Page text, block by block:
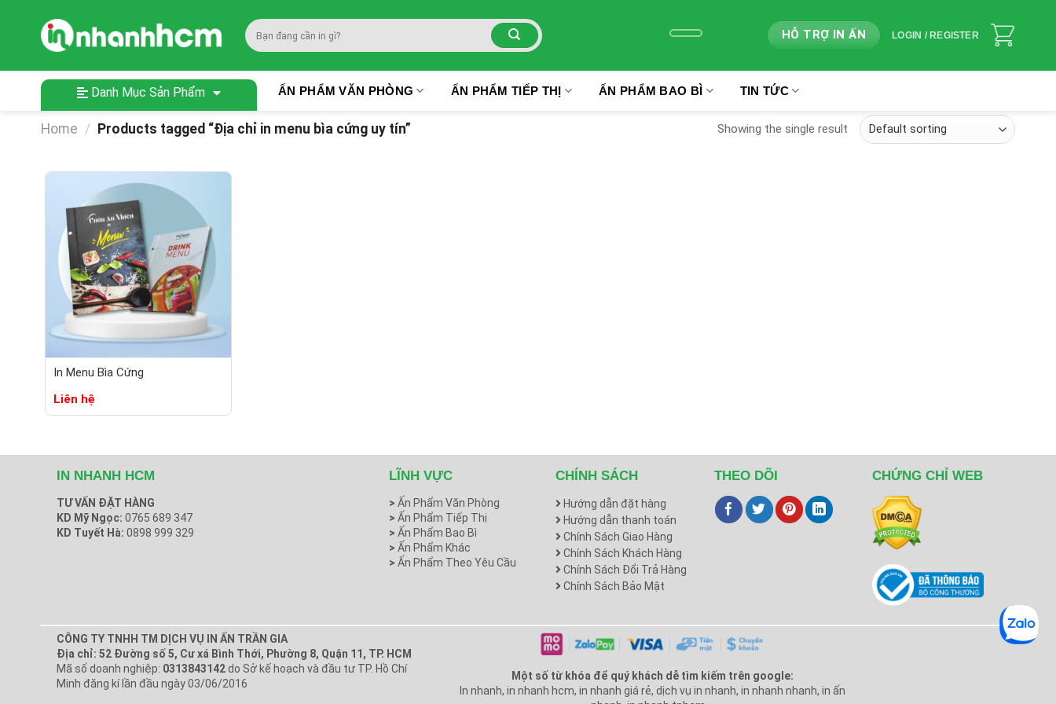
Search
for:
HỖ TRỢ IN ẤN LOGIN / REGISTER
Danh Mục Sản Phẩm ẤN PHẨM VĂN PHÒNG ẤN PHẨM TIẾP THỊ ẤN PHẨM BAO BÌ TIN TỨC
Home / Products tagged “Địa chỉ in menu bìa cứng uy tín” Showing the single result
In Menu Bìa Cứng
Liên hệ
IN NHANH HCM
TƯ VẤN ĐẶT HÀNG
KD Mỹ Ngọc: 0765 689 347
KD Tuyết Hà: 0898 999 329
LĨNH VỰC
>Ấn Phẩm Văn Phòng
>Ấn Phẩm Tiếp Thị
>Ấn Phẩm Bao Bì
>Ấn Phẩm Khác
>Ấn Phẩm Theo Yêu Cầu
CHÍNH SÁCH
Hướng dẫn đặt hàng
Hướng dẫn thanh toán
Chính Sách Giao Hàng
Chính Sách Khách Hàng
Chính Sách Đổi Trả Hàng
Chính Sách Bảo Mật
THEO DÕI CHỨNG CHỈ WEB
CÔNG TY TNHH TM DỊCH VỤ IN ẤN TRẦN GIA
Địa chỉ: 52 Đường số 5, Cư xá Bình Thới, Phường 8, Quận 11, TP. HCM
Mã số doanh nghiệp: 0313843142 do Sở kế hoạch và đầu tư TP. Hồ Chí
Minh đăng kí lần đầu ngày 03/06/2016
Một số từ khóa để quý khách dễ tìm kiếm trên google:
In nhanh, in nhanh hcm, in nhanh giá rẻ, dịch vụ in nhanh, in nhanh nhanh, in ấn